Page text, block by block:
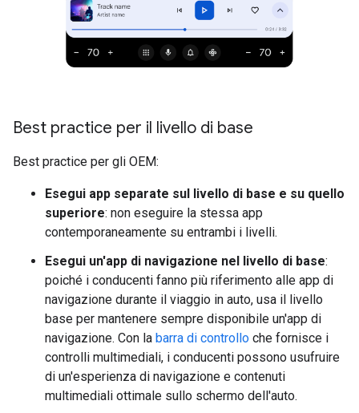
Best practice per il livello di base
Best practice per gli OEM:
Esegui app separate sul livello di base e su quello
superiore: non eseguire la stessa app
contemporaneamente su entrambi i livelli.
Esegui un'app di navigazione nel livello di base:
poiché i conducenti fanno più riferimento alle app di
navigazione durante il viaggio in auto, usa il livello
base per mantenere sempre disponibile un'app di
navigazione. Con la barra di controllo che fornisce i
controlli multimediali, i conducenti possono usufruire
di un'esperienza di navigazione e contenuti
multimediali ottimale sullo schermo dell'auto.